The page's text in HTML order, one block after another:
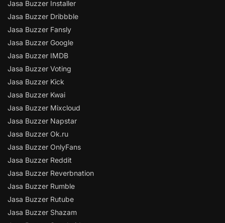
Jasa Buzzer Installer
Jasa Buzzer Dribbble
Jasa Buzzer Fansly
Jasa Buzzer Google
Jasa Buzzer IMDB
Jasa Buzzer Voting
Jasa Buzzer Kick
Jasa Buzzer Kwai
Jasa Buzzer Mixcloud
Jasa Buzzer Napstar
Jasa Buzzer Ok.ru
Jasa Buzzer OnlyFans
Jasa Buzzer Reddit
Jasa Buzzer Reverbnation
Jasa Buzzer Rumble
Jasa Buzzer Rutube
Jasa Buzzer Shazam